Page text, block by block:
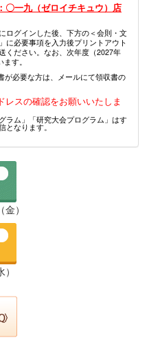
〇一九（ゼロイチキュウ）店
ログインした後、下方の＜会則・文
に必要事項を入力後プリントアウト
ください。なお、次年度（2027年
す。
が必要な方は、メールにて領収書の
スの確認をお願いいたしま
ラム」「研究大会プログラム」はす
となります。
）